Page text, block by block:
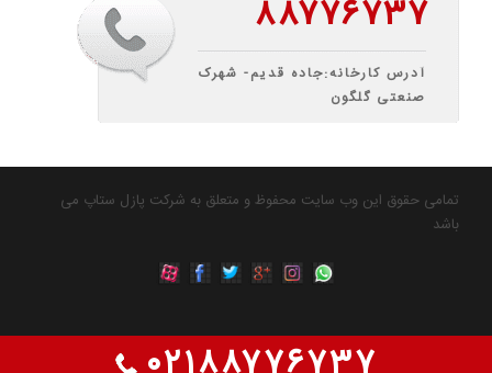
۸۸۷۷۶۷۳۷
آدرس کارخانه:جاده قدیم- شهرک
صنعتی گلگون
تمامی حقوق این وب سایت محفوظ و متعلق به شرکت پازل ستاپ می
باشد